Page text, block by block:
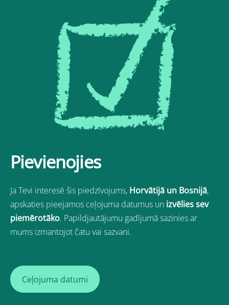
Pievienojies
Ja Tevi interesē šis piedzīvojums, Horvātijā un Bosnijā,
apskaties pieejamos ceļojuma datumus un izvēlies sev
piemērotāko. Papildjautājumu gadījumā sazinies ar
mums izmantojot čatu vai sazvani.
Ceļojuma datumi